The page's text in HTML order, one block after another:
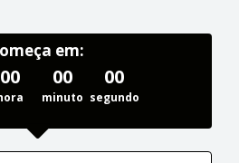
em:
00 00
minuto
00
segundo